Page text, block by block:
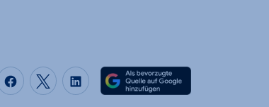
Auf Facebook teilen
Auf Twitter teilen
Auf LinkedIn teilen